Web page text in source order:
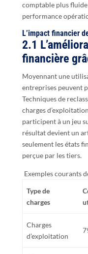
comptable plus
performance
L’impact financier
2.1
financière
Moyennant une
entreprises peuvent
Techniques de
charges
participent à un jeu
résultat devient un
seulement les états
perçue par les tiers.
Exemples courants
Type de
charges
Charges
d’exploitation